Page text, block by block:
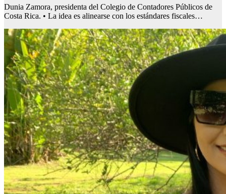
Dunia Zamora, presidenta del Colegio de Contadores Públicos de
Costa Rica. • La idea es alinearse con los estándares fiscales…